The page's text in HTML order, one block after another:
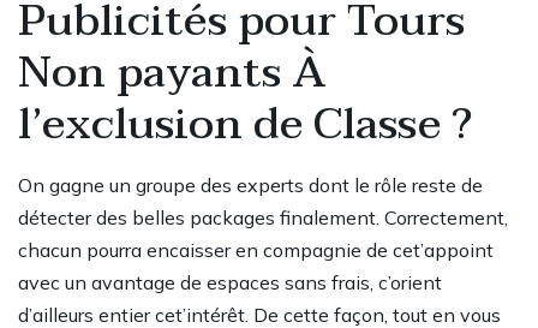
Publicités pour Tours
Non payants À
l’exclusion de Classe ?
On gagne un groupe des experts dont le rôle reste de
détecter des belles packages finalement. Correctement,
chacun pourra encaisser en compagnie de cet’appoint
avec un avantage de espaces sans frais, c’orient
d’ailleurs entier cet’intérêt. De cette façon, tout en vous